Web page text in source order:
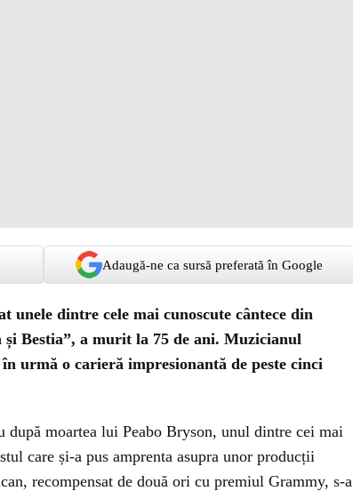
Adaugă-ne ca sursă preferată în Google
unele dintre cele mai cunoscute cântece din
Bestia”, a murit la 75 de ani. Muzicianul
urmă o carieră impresionantă de peste cinci
moartea lui Peabo Bryson, unul dintre cei mai
care și-a pus amprenta asupra unor producții
recompensat de două ori cu premiul Grammy, s-a